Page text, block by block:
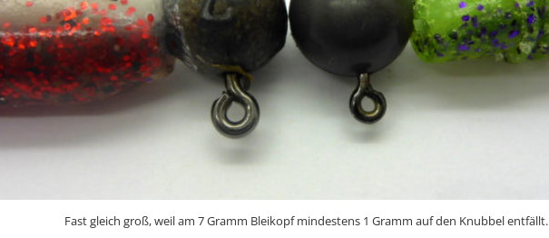
Fast gleich groß, weil am 7 Gramm Bleikopf mindestens 1 Gramm auf den Knubbel entfällt.